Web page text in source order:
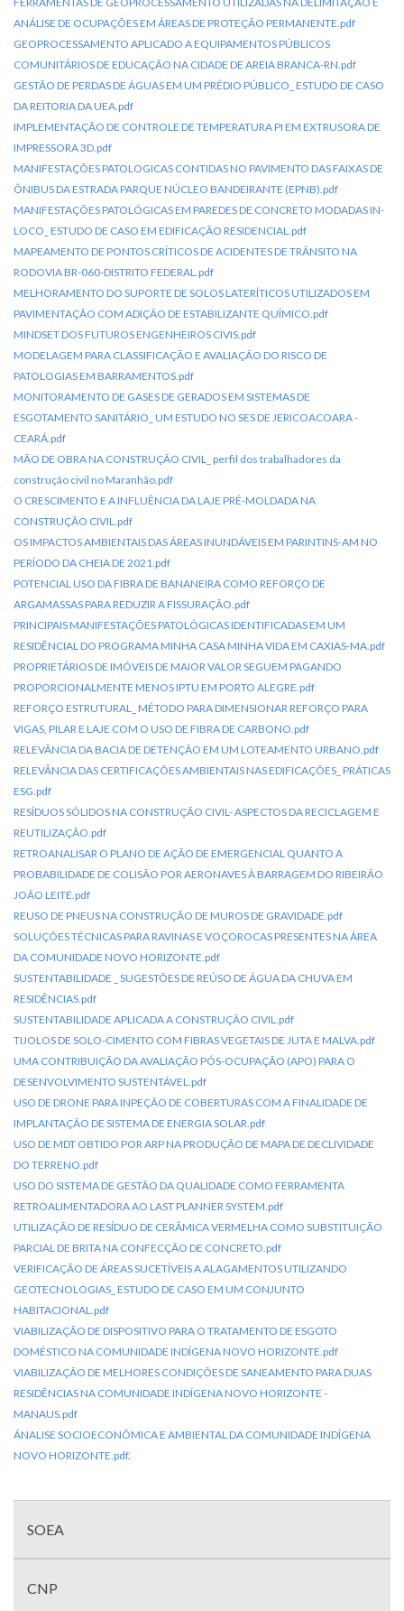
ANÁLISE DE OCUPAÇÕES EM ÁREAS DE PROTEÇÃO PERMANENTE.pdf
GEOPROCESSAMENTO APLICADO A EQUIPAMENTOS PÚBLICOS
COMUNITÁRIOS DE EDUCAÇÃO NA CIDADE DE AREIA BRANCA-RN.pdf
GESTÃO DE PERDAS DE ÁGUAS EM UM PRÉDIO PÚBLICO_ ESTUDO DE CASO
DA REITORIA DA UEA.pdf
IMPLEMENTAÇÃO DE CONTROLE DE TEMPERATURA PI EM EXTRUSORA DE
IMPRESSORA 3D.pdf
MANIFESTAÇÕES PATOLOGICAS CONTIDAS NO PAVIMENTO DAS FAIXAS DE
ÔNIBUS DA ESTRADA PARQUE NÚCLEO BANDEIRANTE (EPNB).pdf
MANIFESTAÇÕES PATOLÓGICAS EM PAREDES DE CONCRETO MODADAS IN-
LOCO_ ESTUDO DE CASO EM EDIFICAÇÃO RESIDENCIAL.pdf
MAPEAMENTO DE PONTOS CRÍTICOS DE ACIDENTES DE TRÂNSITO NA
RODOVIA BR-060-DISTRITO FEDERAL.pdf
MELHORAMENTO DO SUPORTE DE SOLOS LATERÍTICOS UTILIZADOS EM
PAVIMENTAÇÃO COM ADIÇÃO DE ESTABILIZANTE QUÍMICO.pdf
MINDSET DOS FUTUROS ENGENHEIROS CIVIS.pdf
MODELAGEM PARA CLASSIFICAÇÃO E AVALIAÇÃO DO RISCO DE
PATOLOGIAS EM BARRAMENTOS.pdf
MONITORAMENTO DE GASES DE GERADOS EM SISTEMAS DE
ESGOTAMENTO SANITÁRIO_ UM ESTUDO NO SES DE JERICOACOARA -
CEARÁ.pdf
MÃO DE OBRA NA CONSTRUÇÃO CIVIL_ perfil dos trabalhadores da
construção civil no Maranhão.pdf
O CRESCIMENTO E A INFLUÊNCIA DA LAJE PRÉ-MOLDADA NA
CONSTRUÇÃO CIVIL.pdf
OS IMPACTOS AMBIENTAIS DAS ÁREAS INUNDÁVEIS EM PARINTINS-AM NO
PERÍODO DA CHEIA DE 2021.pdf
POTENCIAL USO DA FIBRA DE BANANEIRA COMO REFORÇO DE
ARGAMASSAS PARA REDUZIR A FISSURAÇÃO.pdf
PRINCIPAIS MANIFESTAÇÕES PATOLÓGICAS IDENTIFICADAS EM UM
RESIDÊNCIAL DO PROGRAMA MINHA CASA MINHA VIDA EM CAXIAS-MA.pdf
PROPRIETÁRIOS DE IMÓVEIS DE MAIOR VALOR SEGUEM PAGANDO
PROPORCIONALMENTE MENOS IPTU EM PORTO ALEGRE.pdf
REFORÇO ESTRUTURAL_ MÉTODO PARA DIMENSIONAR REFORÇO PARA
VIGAS, PILAR E LAJE COM O USO DE FIBRA DE CARBONO.pdf
RELEVÂNCIA DA BACIA DE DETENÇÃO EM UM LOTEAMENTO URBANO.pdf
RELEVÂNCIA DAS CERTIFICAÇÕES AMBIENTAIS NAS EDIFICAÇÕES_ PRÁTICAS
ESG.pdf
RESÍDUOS SÓLIDOS NA CONSTRUÇÃO CIVIL- ASPECTOS DA RECICLAGEM E
REUTILIZAÇÃO.pdf
RETROANALISAR O PLANO DE AÇÃO DE EMERGENCIAL QUANTO A
PROBABILIDADE DE COLISÃO POR AERONAVES À BARRAGEM DO RIBEIRÃO
JOÃO LEITE.pdf
REUSO DE PNEUS NA CONSTRUÇÃO DE MUROS DE GRAVIDADE.pdf
SOLUÇÕES TÉCNICAS PARA RAVINAS E VOÇOROCAS PRESENTES NA ÁREA
DA COMUNIDADE NOVO HORIZONTE.pdf
SUSTENTABILIDADE _ SUGESTÕES DE REÚSO DE ÁGUA DA CHUVA EM
RESIDÊNCIAS.pdf
SUSTENTABILIDADE APLICADA A CONSTRUÇÃO CIVIL.pdf
TIJOLOS DE SOLO-CIMENTO COM FIBRAS VEGETAIS DE JUTA E MALVA.pdf
UMA CONTRIBUIÇÃO DA AVALIAÇÃO PÓS-OCUPAÇÃO (APO) PARA O
DESENVOLVIMENTO SUSTENTÁVEL.pdf
USO DE DRONE PARA INPEÇÃO DE COBERTURAS COM A FINALIDADE DE
IMPLANTAÇÃO DE SISTEMA DE ENERGIA SOLAR.pdf
USO DE MDT OBTIDO POR ARP NA PRODUÇÃO DE MAPA DE DECLIVIDADE
DO TERRENO.pdf
USO DO SISTEMA DE GESTÃO DA QUALIDADE COMO FERRAMENTA
RETROALIMENTADORA AO LAST PLANNER SYSTEM.pdf
UTILIZAÇÃO DE RESÍDUO DE CERÂMICA VERMELHA COMO SUBSTITUIÇÃO
PARCIAL DE BRITA NA CONFECÇÃO DE CONCRETO.pdf
VERIFICAÇÃO DE ÁREAS SUCETÍVEIS A ALAGAMENTOS UTILIZANDO
GEOTECNOLOGIAS_ ESTUDO DE CASO EM UM CONJUNTO
HABITACIONAL.pdf
VIABILIZAÇÃO DE DISPOSITIVO PARA O TRATAMENTO DE ESGOTO
DOMÉSTICO NA COMUNIDADE INDÍGENA NOVO HORIZONTE.pdf
VIABILIZAÇÃO DE MELHORES CONDIÇÕES DE SANEAMENTO PARA DUAS
RESIDÊNCIAS NA COMUNIDADE INDÍGENA NOVO HORIZONTE -
MANAUS.pdf
ÁNALISE SOCIOECONÔMICA E AMBIENTAL DA COMUNIDADE INDÍGENA
NOVO HORIZONTE.pdf.
com
SOEA
CNP